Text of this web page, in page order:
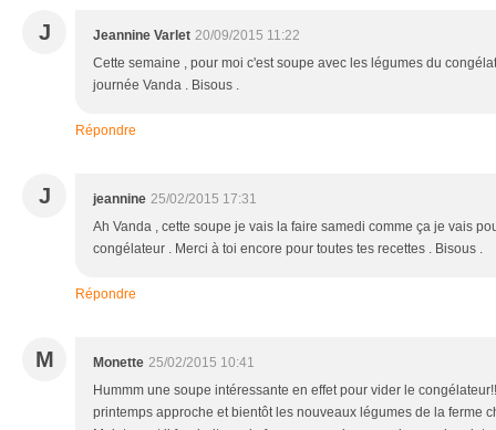
J Jeannine Varlet 20/09/2015 11:22
Cette semaine , pour moi c'est soupe avec les légumes du
journée Vanda . Bisous .
Répondre
J jeannine 25/02/2015 17:31
Ah Vanda , cette soupe je vais la faire samedi comme ça je vais
congélateur . Merci à toi encore pour toutes tes recettes . Bisous .
Répondre
M Monette 25/02/2015 10:41
Hummm une soupe intéressante en effet pour vider le
printemps approche et bientôt les nouveaux légumes de la ferme